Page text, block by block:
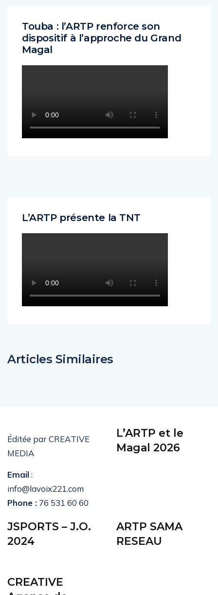
Touba : l’ARTP renforce son
dispositif à l’approche du Grand
Magal
L’ARTP présente la TNT
Articles Similaires
Éditée par CREATIVE
MEDIA
Email:
info@lavoix221.com
Phone : 76 531 60 60
L’ARTP et le
Magal 2026
JSPORTS – J.O.
2024
ARTP SAMA
RESEAU
CREATIVE